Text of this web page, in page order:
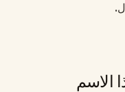
الاسم